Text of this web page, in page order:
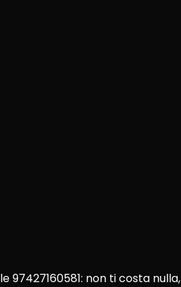
97427160581: non ti costa nulla,